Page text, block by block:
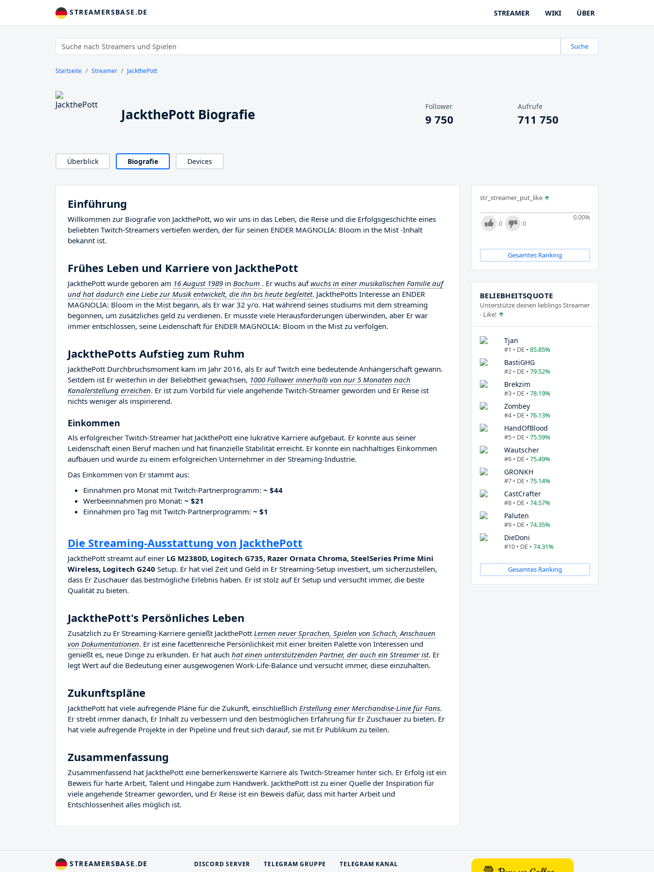
STREAMERSBASE.DE STREAMER WIKI ÜBER
Suche
Startseite Streamer JackthePott
JackthePott Biografie Follower
9 750
Aufrufe
711 750
Überblick Biografie Devices
Einführung
Willkommen zur Biografie von JackthePott, wo wir uns in das Leben, die Reise und die Erfolgsgeschichte eines
beliebten Twitch-Streamers vertiefen werden, der für seinen ENDER MAGNOLIA: Bloom in the Mist -Inhalt
bekannt ist.
Frühes Leben und Karriere von JackthePott
JackthePott wurde geboren am 16 August 1989 in Bochum . Er wuchs aufwuchs in einer musikalischen Familie auf
und hat dadurch eine Liebe zur Musik entwickelt, die ihn bis heute begleitet. JackthePotts Interesse an ENDER
MAGNOLIA: Bloom in the Mist begann, als Er war 32 y/o. Hat während seines studiums mit dem streaming
begonnen, um zusätzliches geld zu verdienen. Er musste viele Herausforderungen überwinden, aber Er war
immer entschlossen, seine Leidenschaft für ENDER MAGNOLIA: Bloom in the Mist zu verfolgen.
JackthePotts Aufstieg zum Ruhm
JackthePott Durchbruchsmoment kam im Jahr 2016, als Er auf Twitch eine bedeutende Anhängerschaft gewann.
Seitdem ist Er weiterhin in der Beliebtheit gewachsen, 1000 Follower innerhalb von nur 5 Monaten nach
Kanalerstellung erreichen. Er ist zum Vorbild für viele angehende Twitch-Streamer geworden und Er Reise ist
nichts weniger als inspirierend.
Einkommen
Als erfolgreicher Twitch-Streamer hat JackthePott eine lukrative Karriere aufgebaut. Er konnte aus seiner
Leidenschaft einen Beruf machen und hat finanzielle Stabilität erreicht. Er konnte ein nachhaltiges Einkommen
aufbauen und wurde zu einem erfolgreichen Unternehmer in der Streaming-Industrie.
Das Einkommen von Er stammt aus:
Einnahmen pro Monat mit Twitch-Partnerprogramm: ~ $44
Werbeeinnahmen pro Monat: ~ $21
Einnahmen pro Tag mit Twitch-Partnerprogramm: ~ $1
Die Streaming-Ausstattung von JackthePott
JackthePott streamt auf einer LG M2380D, Logitech G735, Razer Ornata Chroma, SteelSeries Prime Mini
Wireless, Logitech G240 Setup. Er hat viel Zeit und Geld in Er Streaming-Setup investiert, um sicherzustellen,
dass Er Zuschauer das bestmögliche Erlebnis haben. Er ist stolz auf Er Setup und versucht immer, die beste
Qualität zu bieten.
JackthePott's Persönliches Leben
Zusätzlich zu Er Streaming-Karriere genießt JackthePott Lernen neuer Sprachen, Spielen von Schach, Anschauen
von Dokumentationen. Er ist eine facettenreiche Persönlichkeit mit einer breiten Palette von Interessen und
genießt es, neue Dinge zu erkunden. Er hat auch hat einen unterstützenden Partner, der auch ein Streamer ist. Er
legt Wert auf die Bedeutung einer ausgewogenen Work-Life-Balance und versucht immer, diese einzuhalten.
Zukunftspläne
JackthePott hat viele aufregende Pläne für die Zukunft, einschließlich Erstellung einer Merchandise-Linie für Fans.
Er strebt immer danach, Er Inhalt zu verbessern und den bestmöglichen Erfahrung für Er Zuschauer zu bieten. Er
hat viele aufregende Projekte in der Pipeline und freut sich darauf, sie mit Er Publikum zu teilen.
Zusammenfassung
Zusammenfassend hat JackthePott eine bemerkenswerte Karriere als Twitch-Streamer hinter sich. Er Erfolg ist ein
Beweis für harte Arbeit, Talent und Hingabe zum Handwerk. JackthePott ist zu einer Quelle der Inspiration für
viele angehende Streamer geworden, und Er Reise ist ein Beweis dafür, dass mit harter Arbeit und
Entschlossenheit alles möglich ist.
str_streamer_put_like
0.00%
0 0
Gesamtes Ranking
BELIEBHEITSQUOTE
Unterstütze deinen lieblings Streamer
- Like!
Tjan
#1 • DE • 85.85%
BastiGHG
#2 • DE • 79.52%
Brekzim
#3 • DE • 78.19%
Zombey
#4 • DE • 76.13%
HandOfBlood
#5 • DE • 75.59%
Wautscher
#6 • DE • 75.49%
GRONKH
#7 • DE • 75.14%
CastCrafter
#8 • DE • 74.57%
Paluten
#9 • DE • 74.35%
DieDoni
#10 • DE • 74.31%
Gesamtes Ranking
STREAMERSBASE.DE DISCORD SERVER TELEGRAM GRUPPE TELEGRAM KANAL